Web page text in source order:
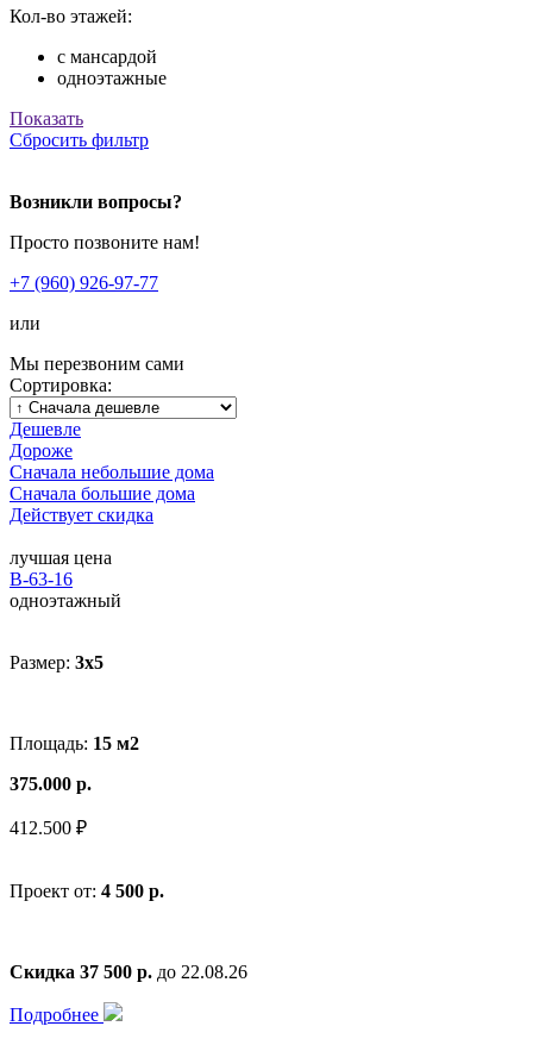
Кол-во этажей:
с мансардой
одноэтажные
Показать
Сбросить фильтр
Возникли вопросы?
Просто позвоните нам!
+7 (960) 926-97-77
или
Мы перезвоним сами
Сортировка:
Дешевле
Дороже
Сначала небольшие дома
Сначала большие дома
Действует скидка
лучшая цена
В-63-16
одноэтажный
Размер: 3x5
Площадь: 15 м2
375.000 р.
412.500 ₽
Проект от: 4 500 р.
Скидка 37 500 р. до 22.08.26
Подробнее